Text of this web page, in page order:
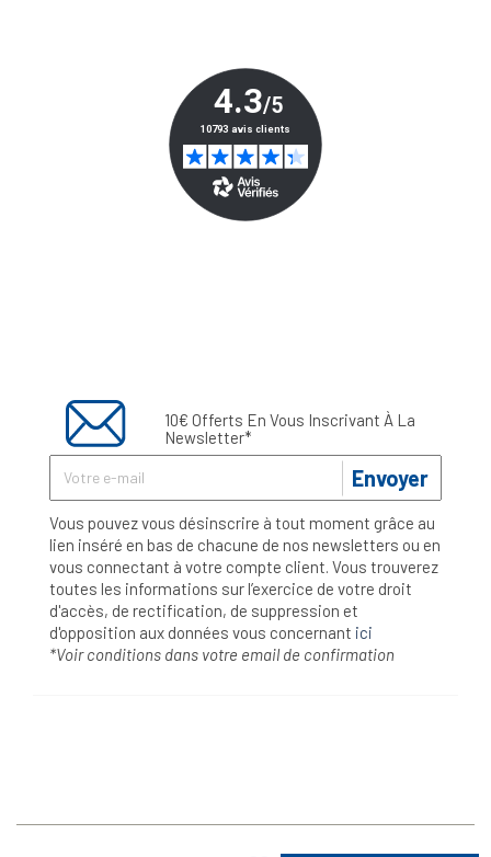
10€ Offerts En Vous Inscrivant À La
Newsletter*
Envoyer
Vous pouvez vous désinscrire à tout moment grâce au
lien inséré en bas de chacune de nos newsletters ou en
vous connectant à votre compte client. Vous trouverez
toutes les informations sur l’exercice de votre droit
d'accès, de rectification, de suppression et
d'opposition aux données vous concernant ici
*Voir conditions dans votre email de confirmation